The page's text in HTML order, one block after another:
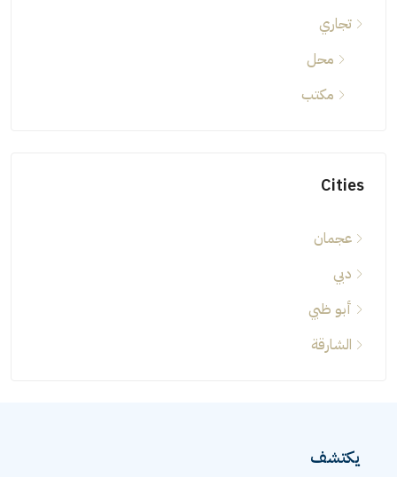
تجاري
محل
مكتب
Cities
عجمان
دبي
أبو ظبي
الشارقة
يكتشف